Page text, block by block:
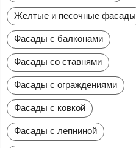
Желтые и песочные фасады
Фасады с балконами
Фасады со ставнями
Фасады с ограждениями
Фасады с ковкой
Фасады с лепниной